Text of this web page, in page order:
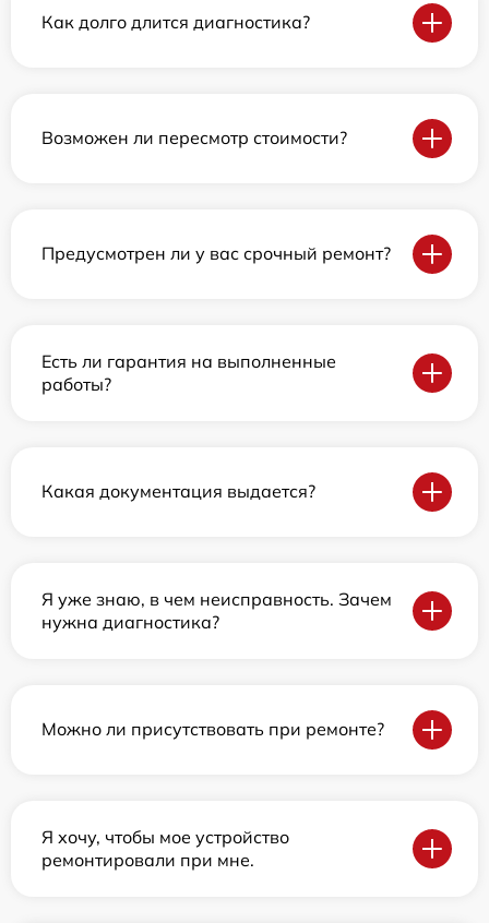
Как долго длится диагностика?
Возможен ли пересмотр стоимости?
Предусмотрен ли у вас срочный ремонт?
Есть ли гарантия на выполненные
работы?
Какая документация выдается?
Я уже знаю, в чем неисправность. Зачем
нужна диагностика?
Можно ли присутствовать при ремонте?
Я хочу, чтобы мое устройство
ремонтировали при мне.